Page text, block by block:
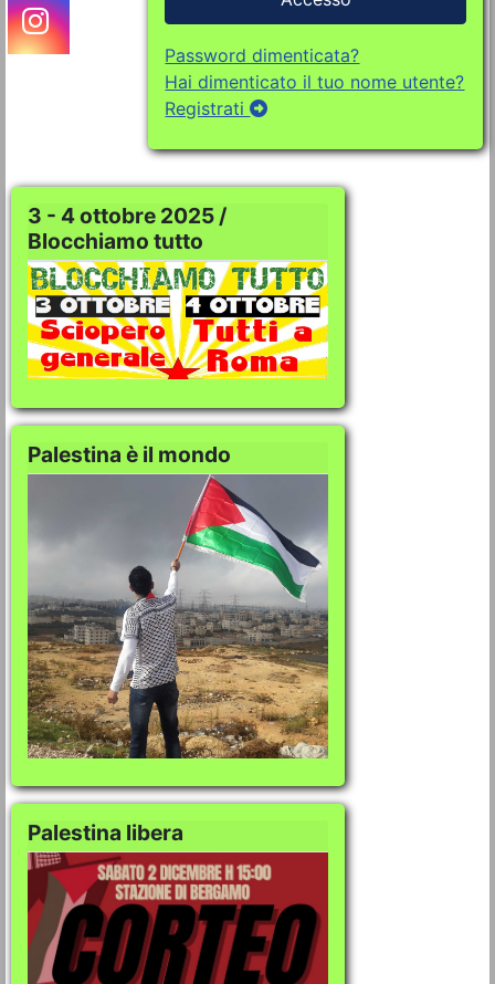
3 - 4 ottobre 2025 /
Blocchiamo tutto
Palestina è il mondo
Palestina libera
Password dimenticata?
Hai dimenticato il tuo nome utente?
Registrati